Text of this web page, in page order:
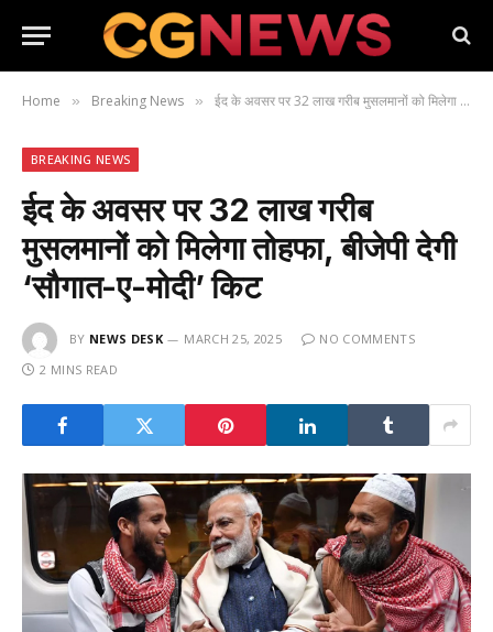
Home » Breaking News » ईद के अवसर पर 32 लाख गरीब मुसलमानों को मिलेगा तोहफा, बीजेपी देगी ‘सौगात-ए-मोदी’ किट
BREAKING NEWS
ईद के अवसर पर 32 लाख गरीब
मुसलमानों को मिलेगा तोहफा, बीजेपी देगी
‘सौगात-ए-मोदी’ किट
BY NEWS DESK MARCH 25, 2025
NO COMMENTS
2 MINS READ